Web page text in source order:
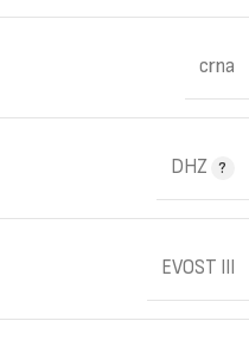
crna
DHZ
EVOST III